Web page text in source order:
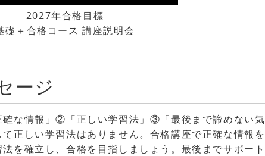
2027年合格目標
礎＋合格コース 講座説明会
ージ
な情報」②「正しい学習法」③「最後まで諦めない気
正しい学習法はありません。合格講座で正確な情報を
を確立し、合格を目指しましょう。最後までサポート